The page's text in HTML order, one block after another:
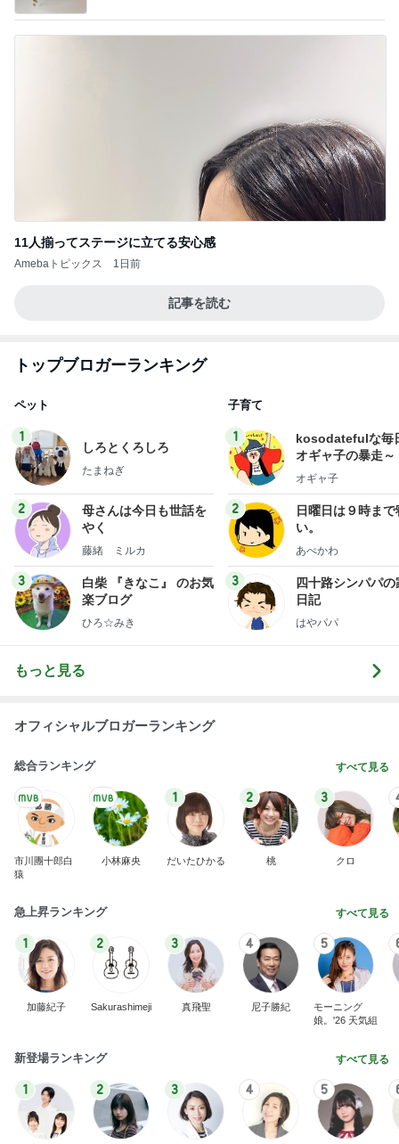
11人揃ってステージに立てる安心感
Amebaトピックス 1日前
記事を読む
トップブロガーランキング
ペット
1
しろとくろしろ
たまねぎ
2
母さんは今日も世話を
やく
藤緒 ミルカ
3
白柴 『きなこ』 のお気
楽ブログ
ひろ☆みき
子育て
1
kosodatefulな毎
オギャ子の暴走～
オギャ子
2
日曜日は９時まで
い。
あべかわ
3
四十路シンパパの
日記
はやパパ
もっと見る
オフィシャルブロガーランキング
総合ランキング すべて見る
市川團十郎白
猿
小林麻央
1
だいたひかる
2
桃
3
クロ
急上昇ランキング すべて見る
1
加藤紀子
2
Sakurashimeji
3
真飛聖
4
尼子勝紀
5
モーニング
娘。'26 天気組
新登場ランキング すべて見る
1 2 3 4 5